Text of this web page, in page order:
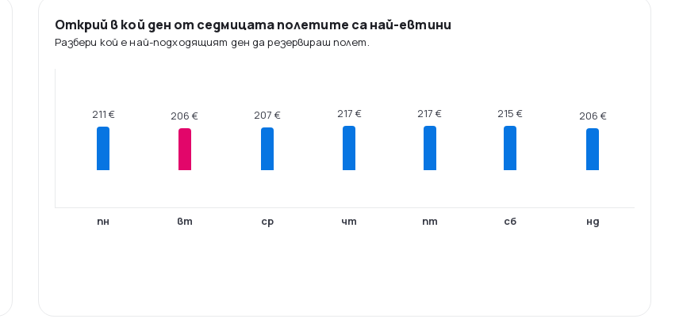
Открий в кой ден от седмицата полетите са най-евтини
Разбери кой е най-подходящият ден да резервираш полет.
211 €
пн
206 €
вт
207 €
ср
217 €
чт
217 €
пт
215 €
сб
206 €
нд